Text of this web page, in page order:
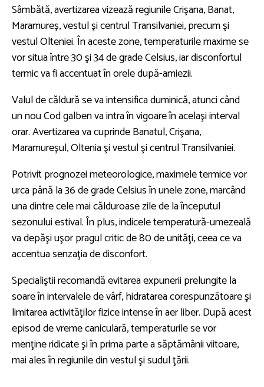
Sâmbătă, avertizarea vizează regiunile Crişana, Banat,
Maramureş, vestul şi centrul Transilvaniei, precum şi
vestul Olteniei. În aceste zone, temperaturile maxime se
vor situa între 30 şi 34 de grade Celsius, iar disconfortul
termic va fi accentuat în orele după-amiezii.
Valul de căldură se va intensifica duminică, atunci când
un nou Cod galben va intra în vigoare în acelaşi interval
orar. Avertizarea va cuprinde Banatul, Crişana,
Maramureşul, Oltenia şi vestul şi centrul Transilvaniei.
Potrivit prognozei meteorologice, maximele termice vor
urca până la 36 de grade Celsius în unele zone, marcând
una dintre cele mai călduroase zile de la începutul
sezonului estival. În plus, indicele temperatură-umezeală
va depăşi uşor pragul critic de 80 de unităţi, ceea ce va
accentua senzaţia de disconfort.
Specialiştii recomandă evitarea expunerii prelungite la
soare în intervalele de vârf, hidratarea corespunzătoare şi
limitarea activităţilor fizice intense în aer liber. După acest
episod de vreme caniculară, temperaturile se vor
menţine ridicate şi în prima parte a săptămânii viitoare,
mai ales în regiunile din vestul şi sudul ţării.